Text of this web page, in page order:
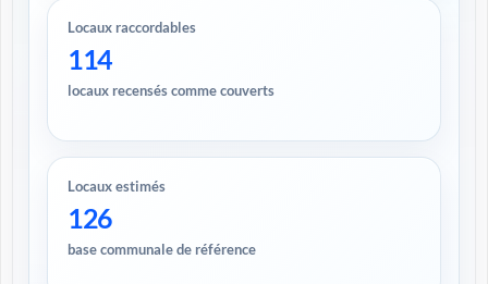
Locaux raccordables
114
locaux recensés comme couverts
Locaux estimés
126
base communale de référence